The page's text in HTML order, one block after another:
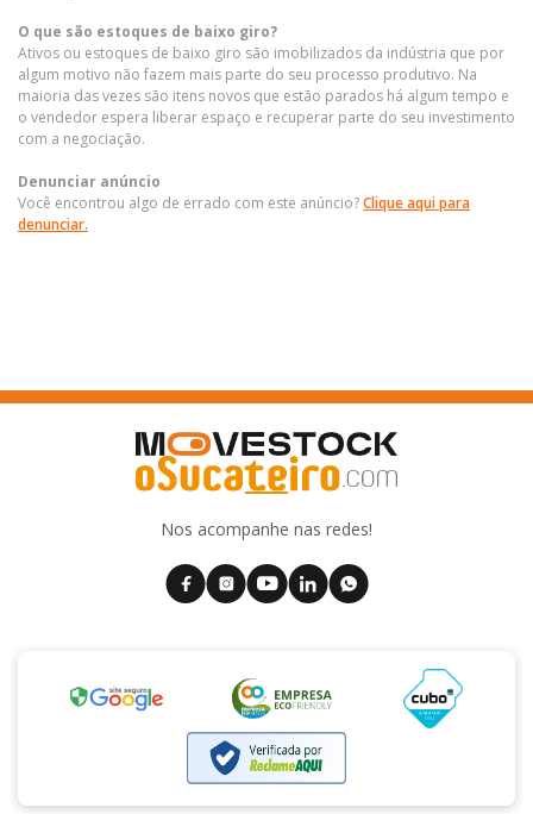
O que são estoques de baixo giro?
Ativos ou estoques de baixo giro são imobilizados da indústria que por
algum motivo não fazem mais parte do seu processo produtivo. Na
maioria das vezes são itens novos que estão parados há algum tempo e
o vendedor espera liberar espaço e recuperar parte do seu investimento
com a negociação.
Denunciar anúncio
Você encontrou algo de errado com este anúncio?Clique aqui para
denunciar.
Nos acompanhe nas redes!